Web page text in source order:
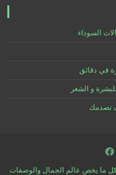
السوداء
في دقائق
و الشعر
ما يخص عالم الجمال والوصفات